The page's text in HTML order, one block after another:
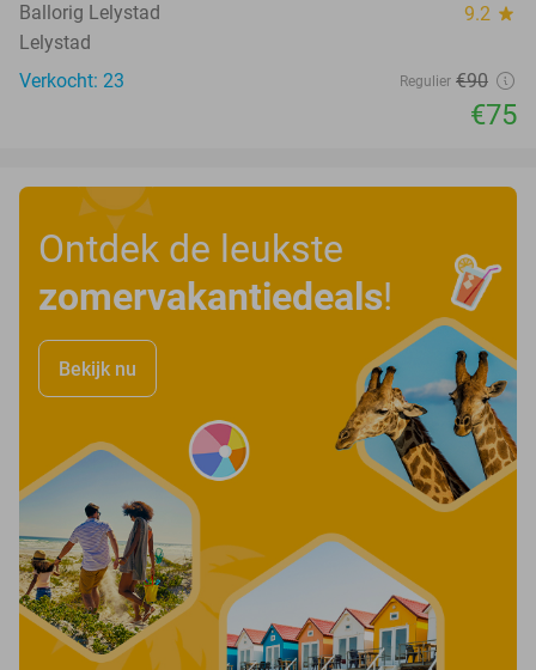
Ballorig Lelystad 9.2 star
Lelystad
Verkocht: 23
Regulier €90
€75
Ontdek de leukste
zomervakantiedeals!
Bekijk nu